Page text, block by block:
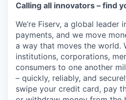
Calling all innovators – find
We’re Fiserv, a global leader
payments, and we move
a way that moves the world.
institutions, corporations,
consumers to one another
– quickly, reliably, and
swipe your credit card, pay